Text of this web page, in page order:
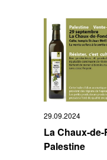
29.09.2024
La Chaux-
Palestine